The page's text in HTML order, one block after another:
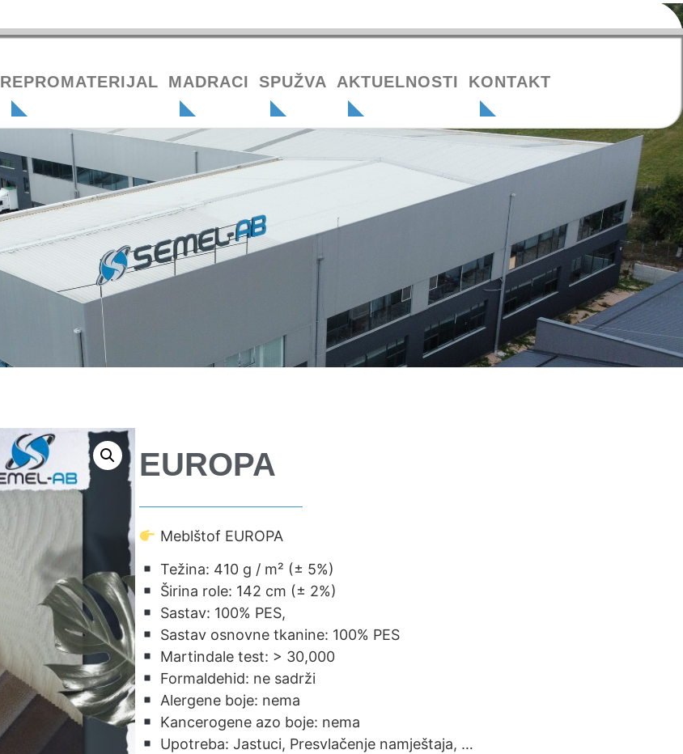
REPROMATERIJAL MADRACI SPUŽVA AKTUELNOSTI KONTAKT
EUROPA
Meblštof EUROPA
Težina: 410 g / m² (± 5%)
Širina role: 142 cm (± 2%)
Sastav: 100% PES,
Sastav osnovne tkanine: 100% PES
Martindale test: > 30,000
Formaldehid: ne sadrži
Alergene boje: nema
Kancerogene azo boje: nema
Upotreba: Jastuci, Presvlačenje namještaja, …